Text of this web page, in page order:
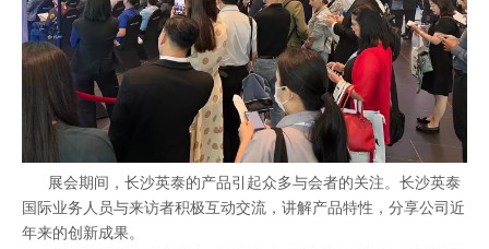
展会期间，长沙英泰的产品引起众多与会者的关注。长沙英泰
国际业务人员与来访者积极互动交流，讲解产品特性，分享公司近
年来的创新成果。